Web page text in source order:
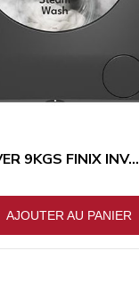
9KGS FINIX INV...
AJOUTER AU PANIER